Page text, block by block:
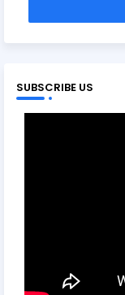
SUBSCRIBE US